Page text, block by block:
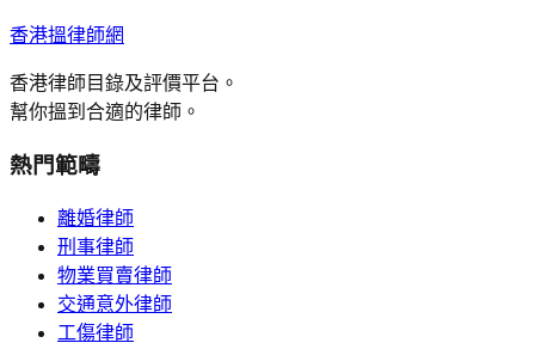
香港搵律師網
香港律師目錄及評價平台。
幫你搵到合適的律師。
熱門範疇
離婚律師
刑事律師
物業買賣律師
交通意外律師
工傷律師